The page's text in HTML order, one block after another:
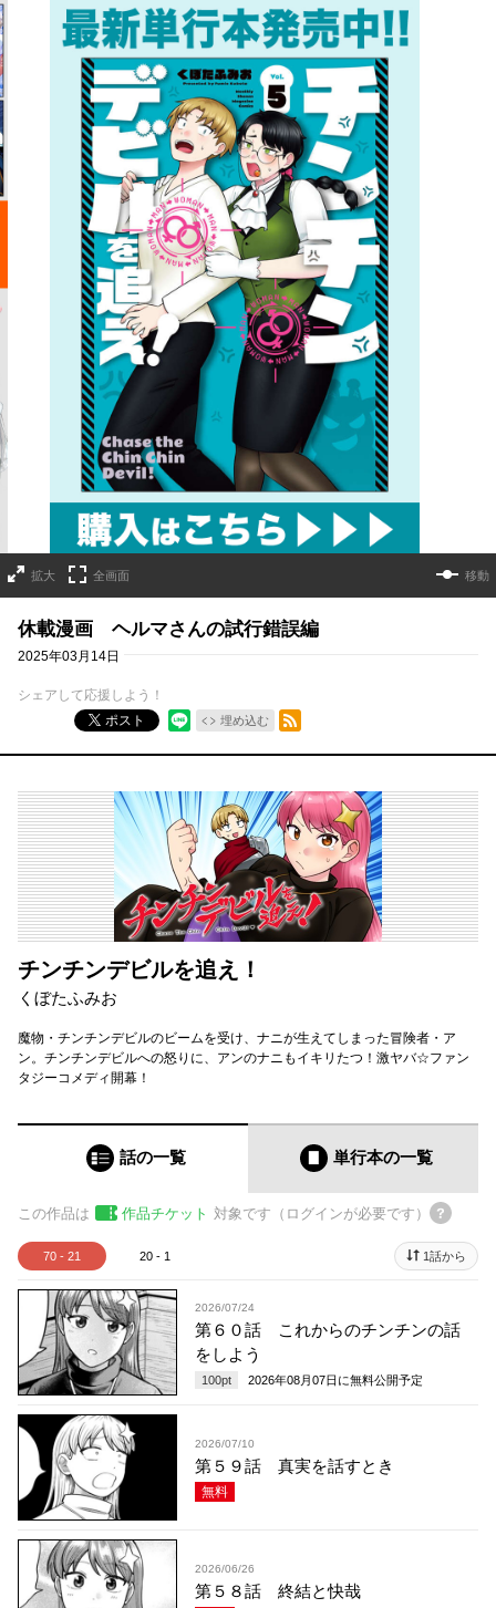
詳細ページへのリンク
拡大 全画面 移動
休載漫画 ヘルマさんの試行錯誤編
2025年03月14日
シェアして応援しよう！
ポスト
埋め込む
RSSフィード
チンチンデビルを追え！
くぼたふみお
魔物・チンチンデビルのビームを受け、ナニが生えてしまった冒険者・ア
ン。チンチンデビルへの怒りに、アンのナニもイキリたつ！激ヤバ☆ファン
タジーコメディ開幕！
話の一覧 単行本の一覧
この作品は 作品チケット 対象です（ログインが必要です）
70 - 21 20 - 1 1話から
2026/07/24
第６０話 これからのチンチンの話
をしよう
100pt 2026年08月07日 に無料公開予定
2026/07/10
第５９話 真実を話すとき
無料
2026/06/26
第５８話 終結と快哉